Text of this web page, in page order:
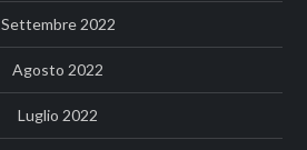
Settembre 2022
Agosto 2022
Luglio 2022